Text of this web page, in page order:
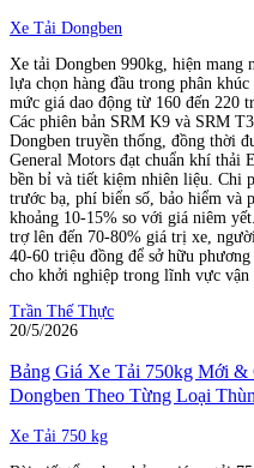
Xe Tải Dongben
Xe tải Dongben 990kg, hiện mang
lựa chọn hàng đầu trong phân
mức giá dao động từ 160 đến 220
Các phiên bản SRM K9 và SRM
Dongben truyền thống, đồng thời
General Motors đạt chuẩn khí thải
bền bỉ và tiết kiệm nhiên liệu. Chi
trước bạ, phí biển số, bảo hiểm và
khoảng 10-15% so với giá niêm
trợ lên đến 70-80% giá trị xe,
40-60 triệu đồng để sở hữu
cho khởi nghiệp trong lĩnh vực vận
Trần Thế Thực
20/5/2026
Bảng Giá Xe Tải 750kg Mới &
Dongben Theo Từng Loại
Xe Tải 750 kg